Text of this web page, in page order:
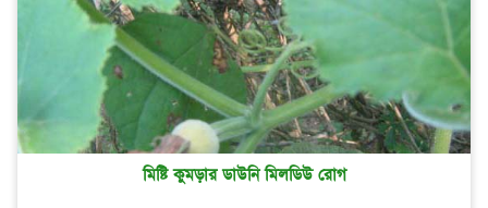
মিষ্টি কুমড়ার ডাউনি মিলডিউ রোগ